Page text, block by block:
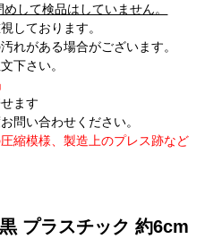
して検品はしていません。
しております。
れがある場合がございます。
下さい。
ます
問い合わせください。
縮模様、製造上のプレス跡など
プラスチック 約6cm